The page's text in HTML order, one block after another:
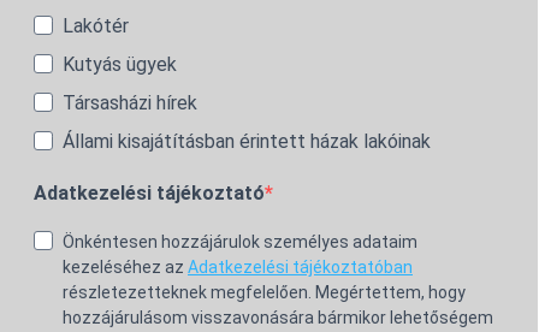
Lakótér
Kutyás ügyek
Társasházi hírek
Állami kisajátításban érintett házak lakóinak
Adatkezelési tájékoztató
Önkéntesen hozzájárulok személyes adataim
kezeléséhez az Adatkezelési tájékoztatóban
részletezetteknek megfelelően. Megértettem, hogy
hozzájárulásom visszavonására bármikor lehetőségem